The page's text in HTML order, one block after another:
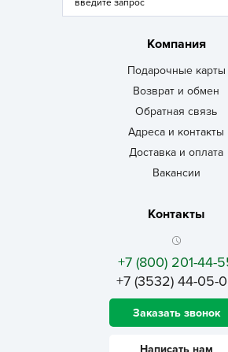
Компания
Подарочные карты
Возврат и обмен
Обратная связь
Адреса и контакты
Доставка и оплата
Вакансии
Контакты
+7 (800) 201-44-
+7 (3532) 44-05-
Заказать звонок
Написать нам